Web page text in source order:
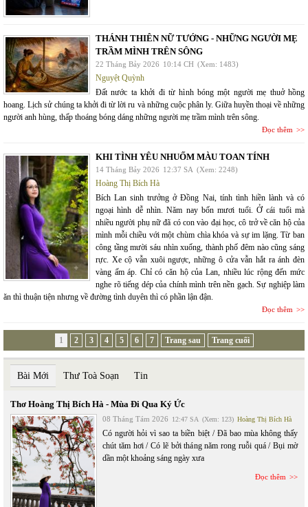
THÁNH THIÊN NỮ TƯỚNG - NHỮNG NGƯỜI MẸ
TRẦM MÌNH TRÊN SÔNG
22 Tháng Bảy 2026 10:14 CH (Xem: 1483)
Nguyệt Quỳnh
Đất nước ta khởi đi từ hình bóng một người mẹ thuở hồng
hoang. Lịch sử chúng ta khởi đi từ lời ru và những cuộc phân ly. Giữa huyền thoại về những
người anh hùng, thấp thoáng bóng dáng những người mẹ trầm mình trên sông.
Đọc thêm
KHI TÌNH YÊU NHUỐM MÀU TOAN TÍNH
14 Tháng Bảy 2026 12:37 SA (Xem: 2248)
Hoàng Thị Bích Hà
Bích Lan sinh trưởng ở Đồng Nai, tính tình hiền lành và có
ngoại hình dễ nhìn. Năm nay bốn mươi tuổi. Ở cái tuổi mà
nhiều người phụ nữ đã có con vào đại học, cô trở về căn hộ của
mình mỗi chiều với một chùm chìa khóa và sự im lặng. Từ ban
công tầng mười sáu nhìn xuống, thành phố đêm nào cũng sáng
rực. Xe cộ vẫn xuôi ngược, những ô cửa vẫn hắt ra ánh đèn
vàng ấm áp. Chỉ có căn hộ của Lan, nhiều lúc rộng đến mức
nghe rõ tiếng dép của chính mình trên nền gạch. Sự nghiệp làm
ăn thì thuận tiện nhưng về đường tình duyên thì có phần lận đận.
Đọc thêm
1 2 3 4 5 6 7 Trang sau Trang cuối
Bài Mới Thư Toà Soạn Tin
Thơ Hoàng Thị Bích Hà - Mùa Đi Qua Ký Ức
08 Tháng Tám 2026 12:47 SA (Xem: 123) Hoàng Thị Bích Hà
Có người hỏi vì sao ta biền biệt / Đã bao mùa không thấy
chút tăm hơi / Có lẽ bởi tháng năm rong ruỗi quá / Bụi mờ
dần một khoảng sáng ngày xưa
Đọc thêm